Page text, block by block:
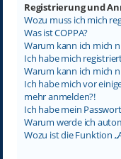
Registrierung und
Wozu muss ich mich
Was ist COPPA?
Warum kann ich mich
Ich habe mich
Warum kann ich mich
Ich habe mich vor
mehr anmelden?!
Ich habe mein
Warum werde ich
Wozu ist die Funktion